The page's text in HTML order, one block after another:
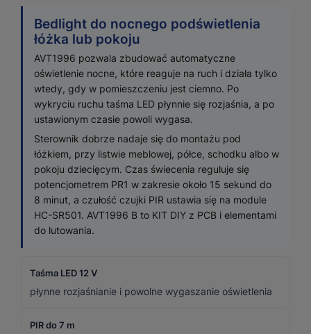
Bedlight do nocnego podświetlenia
łóżka lub pokoju
AVT1996 pozwala zbudować automatyczne
oświetlenie nocne, które reaguje na ruch i działa tylko
wtedy, gdy w pomieszczeniu jest ciemno. Po
wykryciu ruchu taśma LED płynnie się rozjaśnia, a po
ustawionym czasie powoli wygasa.
Sterownik dobrze nadaje się do montażu pod
łóżkiem, przy listwie meblowej, półce, schodku albo w
pokoju dziecięcym. Czas świecenia reguluje się
potencjometrem PR1 w zakresie około 15 sekund do
8 minut, a czułość czujki PIR ustawia się na module
HC-SR501. AVT1996 B to KIT DIY z PCB i elementami
do lutowania.
Taśma LED 12 V
płynne rozjaśnianie i powolne wygaszanie oświetlenia
PIR do 7 m